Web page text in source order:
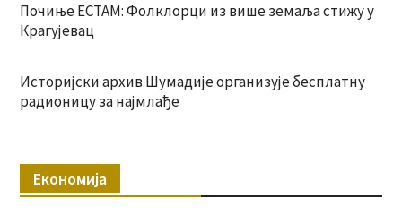
Почиње ЕСТАМ: Фолклорци из више земаља стижу у
Крагујевац
Историјски архив Шумадије организује бесплатну
радионицу за најмлађе
Економија